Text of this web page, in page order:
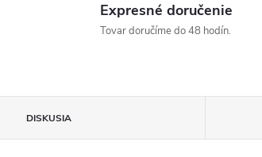
Expresné doručenie
Tovar doručíme do 48 hodín.
DISKUSIA